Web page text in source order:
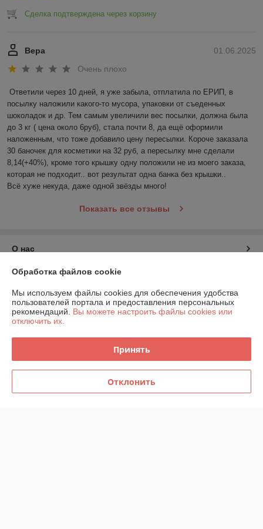
Сделка подтверждена через корзину
01.06.2025
Вера
Очень плохо
Ответили через 10 дней, я уже забыла, отплатила по ЕРИП, в
посылку наложили какого-то мусора, упаковки от съеденных
шоколадок и др. Тем самым увеличили вес посылки, должна была
до 3 кг ( цена около 6руб), стала почти 8, да ещё оформили
наложенным, что тоже добавило цену пересылки. Короче заказала
30 баночек для косметики на 32 руб, а пересылку мне сделали
8,14(+40%), кроме того крышку одну положили не из моего заказа,
которая не подходит.. вот результат одна банка без крышки..
Всё хуже некуда, даже одной звёзды много!
Показать все отзывы
О нас
Контакты
Доставка и оплата
Полная версия сайта
Политика обработки cookies
Обработка файлов cookie
Мы используем файлы cookies для обеспечения удобства
пользователей портала и предоставления персональных
рекомендаций. Вы можете настроить файлы cookies или
отключить их.
Принять
Отклонить